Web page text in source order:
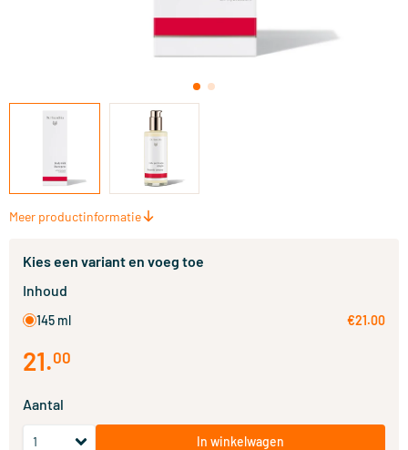
Meer productinformatie
Kies een variant en voeg toe
Inhoud
145 ml €21.00
21.00
Aantal
In winkelwagen